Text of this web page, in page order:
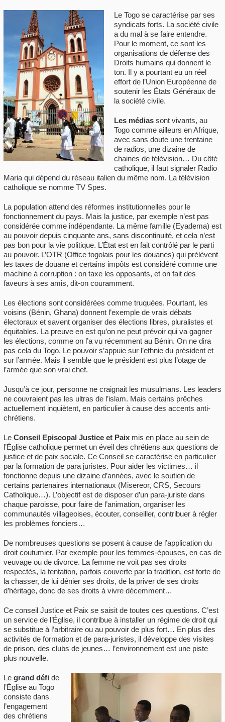
Le Togo se caractérise par ses
syndicats forts. La société civile
a du mal à se faire entendre.
Pour le moment, ce sont les
organisations de défense des
Droits humains qui donnent le
ton. Il y a pourtant eu un réel
effort de l’Union Européenne de
soutenir les États Généraux de
la société civile.
Les médias sont vivants, au
Togo comme ailleurs en Afrique,
avec sans doute une trentaine
de radios, une dizaine de
chaines de télévision… Du côté
catholique, il faut signaler Radio
Maria qui dépend du réseau italien du même nom. La télévision
catholique se nomme TV Spes.
La population attend des réformes institutionnelles pour le
fonctionnement du pays. Mais la justice, par exemple n’est pas
considérée comme indépendante. La même famille (Eyadema) est
au pouvoir depuis cinquante ans, sans discontinuité, et cela n’est
pas bon pour la vie politique. L’État est en fait contrôlé par le parti
au pouvoir. L’OTR (Office togolais pour les douanes) qui prélèvent
les taxes de douane et certains impôts est considéré comme une
machine à corruption : on taxe les opposants, et on fait des
faveurs à ses amis, dit-on couramment.
Les élections sont considérées comme truquées. Pourtant, les
voisins (Bénin, Ghana) donnent l’exemple de vrais débats
électoraux et savent organiser des élections libres, pluralistes et
équitables. La preuve en est qu’on ne peut prévoir qui va gagner
les élections, comme on l’a vu récemment au Bénin. On ne dira
pas cela du Togo. Le pouvoir s’appuie sur l’ethnie du président et
sur l’armée. Mais il semble que le président est plus l’otage de
l’armée que son vrai chef.
Jusqu’à ce jour, personne ne craignait les musulmans. Les leaders
ne couvraient pas les ultras de l’islam. Mais certains prêches
actuellement inquiètent, en particulier à cause des accents anti-
chrétiens.
Le Conseil Episcopal Justice et Paix mis en place au sein de
l’Église catholique permet un éveil des chrétiens aux questions de
justice et de paix sociale. Ce Conseil se caractérise en particulier
par la formation de para juristes. Pour aider les victimes… il
fonctionne depuis une dizaine d’années, avec le soutien de
certains partenaires internationaux (Misereor, CRS, Secours
Catholique…). L’objectif est de disposer d’un para-juriste dans
chaque paroisse, pour faire de l’animation, organiser les
communautés villageoises, écouter, conseiller, contribuer à régler
les problèmes fonciers…
De nombreuses questions se posent à cause de l’application du
droit coutumier. Par exemple pour les femmes-épouses, en cas de
veuvage ou de divorce. La femme ne voit pas ses droits
respectés, la tentation, parfois couverte par la tradition, est forte de
la chasser, de lui dénier ses droits, de la priver de ses droits
d’héritage, donc de ses droits à vivre décemment…
Ce conseil Justice et Paix se saisit de toutes ces questions. C’est
un service de l’Église, il contribue à installer un régime de droit qui
se substitue à l’arbitraire ou au pouvoir de plus fort… En plus des
activités de formation et de para-juristes, il développe des visites
de prison, des clubs de jeunes… l’environnement est une piste
plus nouvelle.
Le grand défi de
l’Église au Togo
consiste dans
l’engagement
des chrétiens